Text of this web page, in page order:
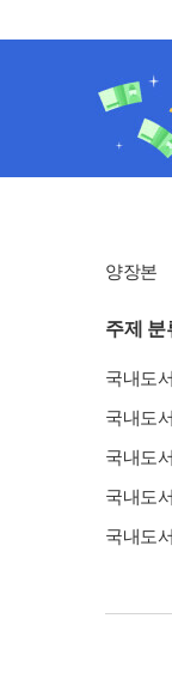
양장본
주제 분
국내도
국내도
국내도
국내도
국내도